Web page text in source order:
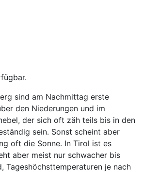
sind am Nachmittag erste
den Niederungen und im
der sich oft zäh teils bis in den
sein. Sonst scheint aber
oft die Sonne. In Tirol ist es
aber meist nur schwacher bis
Tageshöchsttemperaturen je nach